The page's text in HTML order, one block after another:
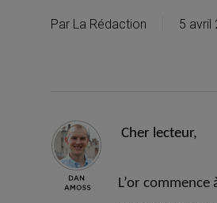
Par La Rédaction 5 avril
Cher lecteur,
L’or commence